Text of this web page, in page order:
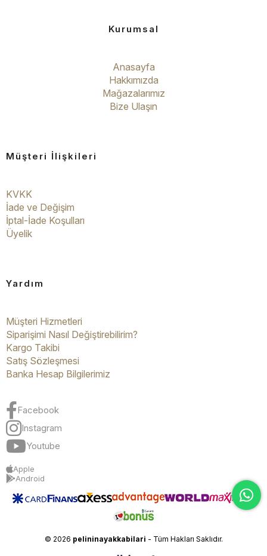
Kurumsal
Anasayfa
Hakkımızda
Mağazalarımız
Bize Ulaşın
Müşteri İlişkileri
KVKK
İade ve Değişim
İptal-İade Koşulları
Üyelik
Yardım
Müşteri Hizmetleri
Siparişimi Nasıl Değiştirebilirim?
Kargo Takibi
Satış Sözleşmesi
Banka Hesap Bilgilerimiz
Facebook
Instagram
Youtube
Apple
Android
© 2026 pelininayakkabilari - Tüm Hakları Saklıdır.